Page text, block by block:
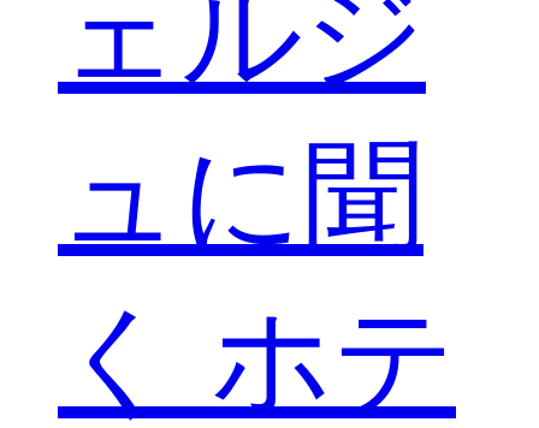
ェルジ
ュに聞
く ホテ